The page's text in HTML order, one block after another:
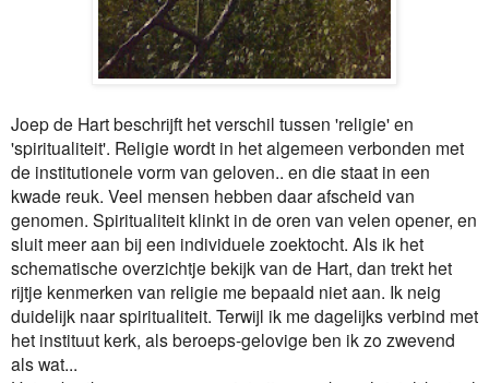
Joep de Hart beschrijft het verschil tussen 'religie' en
'spiritualiteit'. Religie wordt in het algemeen verbonden met
de institutionele vorm van geloven.. en die staat in een
kwade reuk. Veel mensen hebben daar afscheid van
genomen. Spiritualiteit klinkt in de oren van velen opener, en
sluit meer aan bij een individuele zoektocht. Als ik het
schematische overzichtje bekijk van de Hart, dan trekt het
rijtje kenmerken van religie me bepaald niet aan. Ik neig
duidelijk naar spiritualiteit. Terwijl ik me dagelijks verbind met
het instituut kerk, als beroeps-gelovige ben ik zo zwevend
als wat...